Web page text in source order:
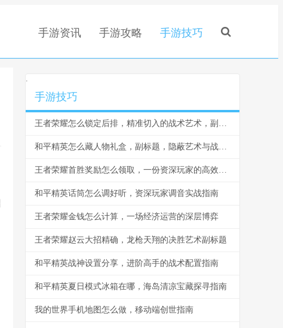
手游资讯 手游攻略 手游技巧
.
手游技巧
王者荣耀怎么锁定后排，精准切入的战术艺术，副标题，脆皮噩梦与团战胜负手
和平精英怎么藏人物礼盒，副标题，隐蔽艺术与战术博弈
王者荣耀首胜奖励怎么领取，一份资深玩家的高效指南，副标题，揭秘每日第一胜的隐藏技巧与深远意义
和平精英话筒怎么调好听，资深玩家调音实战指南
王者荣耀金钱怎么计算，一场经济运营的深层博弈
王者荣耀赵云大招精确，龙枪天翔的决胜艺术副标题
和平精英战神设置分享，进阶高手的战术配置指南
和平精英夏日模式冰箱在哪，海岛清凉宝藏探寻指南
我的世界手机地图怎么做，移动端创世指南